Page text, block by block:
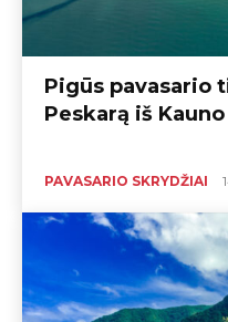
Pigūs pavasario
Peskarą iš
PAVASARIO SKRYDŽIAI